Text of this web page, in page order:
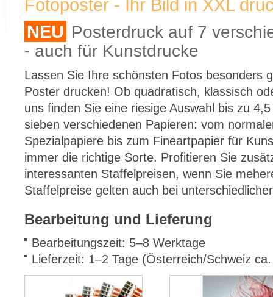
Fotoposter - Ihr Bild in XXL
NEU Posterdruck auf 7
- auch für Kunstdrucke
Lassen Sie Ihre schönsten Fotos besonders
Poster drucken! Ob quadratisch, klassisch
uns finden Sie eine riesige Auswahl bis zu
sieben verschiedenen Papieren: vom
Spezialpapiere bis zum Fineartpapier für
immer die richtige Sorte. Profitieren Sie
interessanten Staffelpreisen, wenn Sie
Staffelpreise gelten auch bei
Bearbeitung und Lieferung
Bearbeitungszeit: 5–8 Werktage
Lieferzeit: 1–2 Tage (Österreich/Schweiz